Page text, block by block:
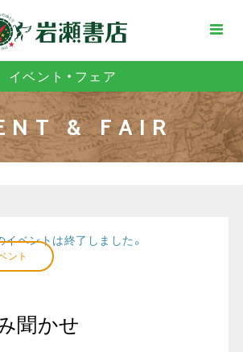
イベント・フェア
& FAIR
ント
イベントは終了しました。
聞かせ